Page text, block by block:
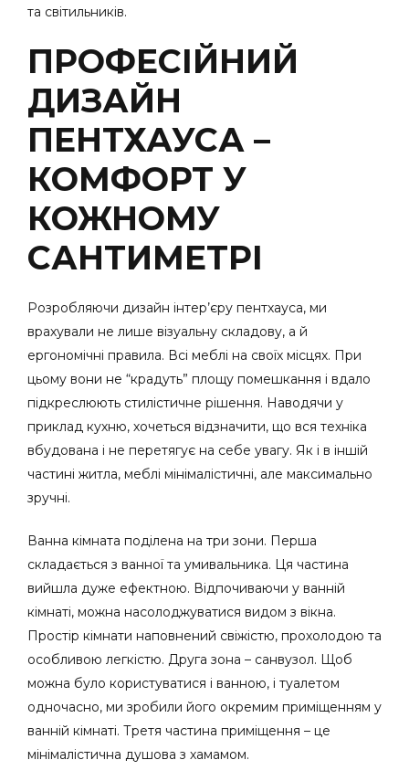
та світильників.
ПРОФЕСІЙНИЙ
ДИЗАЙН
ПЕНТХАУСА –
КОМФОРТ У
КОЖНОМУ
САНТИМЕТРІ
Розробляючи дизайн інтер’єру пентхауса, ми
врахували не лише візуальну складову, а й
ергономічні правила. Всі меблі на своїх місцях. При
цьому вони не “крадуть” площу помешкання і вдало
підкреслюють стилістичне рішення. Наводячи у
приклад кухню, хочеться відзначити, що вся техніка
вбудована і не перетягує на себе увагу. Як і в іншій
частині житла, меблі мінімалістичні, але максимально
зручні.
Ванна кімната поділена на три зони. Перша
складається з ванної та умивальника. Ця частина
вийшла дуже ефектною. Відпочиваючи у ванній
кімнаті, можна насолоджуватися видом з вікна.
Простір кімнати наповнений свіжістю, прохолодою та
особливою легкістю. Друга зона – санвузол. Щоб
можна було користуватися і ванною, і туалетом
одночасно, ми зробили його окремим приміщенням у
ванній кімнаті. Третя частина приміщення – це
мінімалістична душова з хамамом.